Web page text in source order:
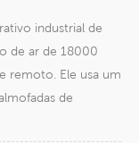
industrial de
de ar de 18000
remoto. Ele usa um
de